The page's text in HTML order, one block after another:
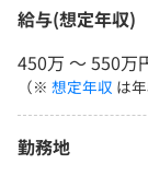
給与(想定年収)
450万 〜 550万
（※ 想定年収 は
勤務地